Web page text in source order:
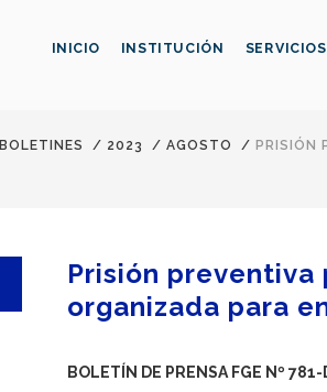
INICIO INSTITUCIÓN SERVICIOS
BOLETINES / 2023 / AGOSTO / PRISIÓN
Prisión preventiva
organizada para
BOLETÍN DE PRENSA FGE Nº